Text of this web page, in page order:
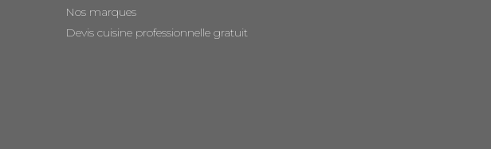
Nos marques
Devis cuisine professionnelle gratuit